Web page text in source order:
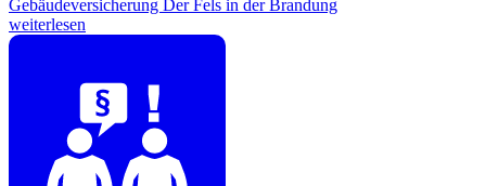
Gebäudeversicherung Der Fels in der Brandung
weiterlesen